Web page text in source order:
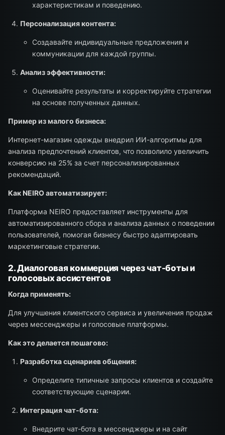
характеристикам и поведению.
Персонализация контента:
Создавайте индивидуальные предложения и
коммуникации для каждой группы.
Анализ эффективности:
Оценивайте результаты и корректируйте стратегии
на основе полученных данных.
Пример из малого бизнеса:
Интернет-магазин одежды внедрил ИИ-алгоритмы для
анализа предпочтений клиентов, что позволило увеличить
конверсию на 25% за счет персонализированных
рекомендаций.
Как NEIRO автоматизирует:
Платформа NEIRO предоставляет инструменты для
автоматизированного сбора и анализа данных о поведении
пользователей, помогая бизнесу быстро адаптировать
маркетинговые стратегии.
2. Диалоговая коммерция через чат-боты и
голосовых ассистентов
Когда применять:
Для улучшения клиентского сервиса и увеличения продаж
через мессенджеры и голосовые платформы.
Как это делается пошагово:
Разработка сценариев общения:
Определите типичные запросы клиентов и создайте
соответствующие сценарии.
Интеграция чат-бота:
Внедрите чат-бота в мессенджеры и на сайт